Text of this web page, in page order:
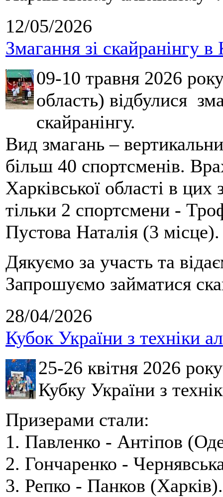
12/05/2026
Змагання зі скайранінгу в
09-10 травня 2026
область) відбулися
скайранінгу.
Вид змагань –
більш 40 спортсменів.
Харківської області в
тільки 2 спортсмени -
Пустова Наталія (3 місце).
Дякуємо за участь та
Запрошуємо займатися
28/04/2026
Кубок України з техніки
25-26 квітня 2026
Кубку України з
Призерами стали:
1. Павленко - Антіпов
2. Гончаренко -
3. Репко - Панков (Харків).